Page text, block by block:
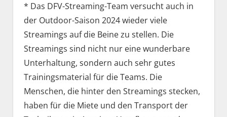
* Das DFV-Streaming-Team versucht auch in
der Outdoor-Saison 2024 wieder viele
Streamings auf die Beine zu stellen. Die
Streamings sind nicht nur eine wunderbare
Unterhaltung, sondern auch sehr gutes
Trainingsmaterial für die Teams. Die
Menschen, die hinter den Streamings stecken,
haben für die Miete und den Transport der